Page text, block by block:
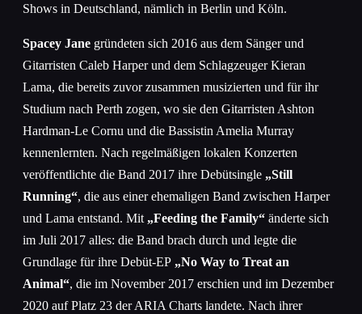
Shows in Deutschland, nämlich in Berlin und Köln.
Spacey Jane gründeten sich 2016 aus dem Sänger und
Gitarristen Caleb Harper und dem Schlagzeuger Kieran
Lama, die bereits zuvor zusammen musizierten und für ihr
Studium nach Perth zogen, wo sie den Gitarristen Ashton
Hardman-Le Cornu und die Bassistin Amelia Murray
kennenlernten. Nach regelmäßigen lokalen Konzerten
veröffentlichte die Band 2017 ihre Debütsingle „Still
Running“, die aus einer ehemaligen Band zwischen Harper
und Lama entstand. Mit „Feeding the Family“ änderte sich
im Juli 2017 alles: die Band brach durch und legte die
Grundlage für ihre Debüt-EP „No Way to Treat an
Animal“, die im November 2017 erschien und im Dezember
2020 auf Platz 23 der ARIA Charts landete. Nach ihrer